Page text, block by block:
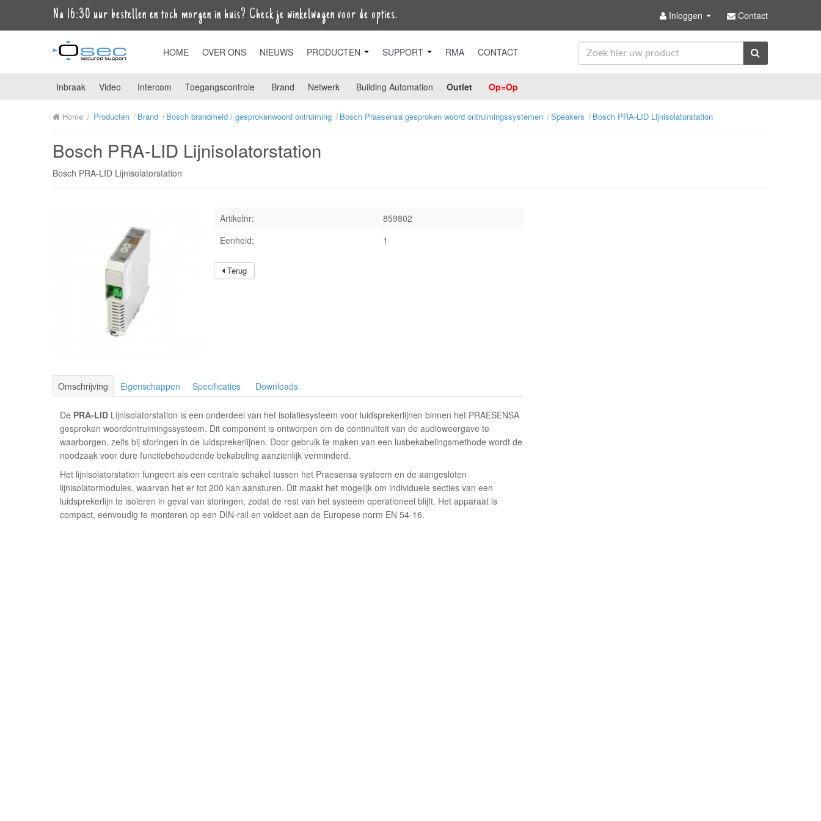
Na 16:30 uur bestellen en toch morgen in huis? Check je winkelwagen voor de opties. Inloggen Contact
HOME OVER ONS NIEUWS PRODUCTEN SUPPORT RMA CONTACT
Inbraak Video Intercom Toegangscontrole Brand Netwerk Building Automation Outlet Op=Op
Home Producten Brand Bosch brandmeld / gesprokenwoord ontruiming Bosch Praesensa gesproken woord ontruimingssystemen Speakers Bosch PRA-LID Lijnisolatorstation
Bosch PRA-LID Lijnisolatorstation
Bosch PRA-LID Lijnisolatorstation
Artikelnr:
859802
Eenheid:
1
Terug
Omschrijving Eigenschappen Specificaties Downloads
De PRA-LID Lijnisolatorstation is een onderdeel van het isolatiesysteem voor luidsprekerlijnen binnen het PRAESENSA
gesproken woordontruimingssysteem. Dit component is ontworpen om de continuïteit van de audioweergave te
waarborgen, zelfs bij storingen in de luidsprekerlijnen. Door gebruik te maken van een lusbekabelingsmethode wordt de
noodzaak voor dure functiebehoudende bekabeling aanzienlijk verminderd.
Het lijnisolatorstation fungeert als een centrale schakel tussen het Praesensa systeem en de aangesloten
lijnisolatormodules, waarvan het er tot 200 kan aansturen. Dit maakt het mogelijk om individuele secties van een
luidsprekerlijn te isoleren in geval van storingen, zodat de rest van het systeem operationeel blijft. Het apparaat is
compact, eenvoudig te monteren op een DIN-rail en voldoet aan de Europese norm EN 54-16.